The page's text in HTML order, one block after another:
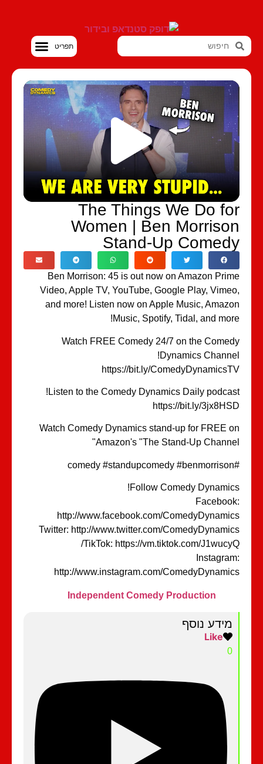
The Things We Do
Women | Ben
Stand-Up
Ben Morrison: 45 is out now on Amazon
Video, Apple TV, YouTube, Google Play,
and more! Listen now on Apple Music,
Music, Spotify, Tidal, and
Watch FREE Comedy 24/7 on the
Dynamics
https://bit.ly/
Listen to the Comedy Dynamics Daily
https://bit.ly/
Watch Comedy Dynamics stand-up for FREE
Amazon's "The Stand-Up
Follow Comedy
http://www.facebook.com/
Twitter: http://www.twitter.com/
TikTok: https://vm.tiktok.com/
http://www.instagram.com/
Independent Comedy Production
מידע נוסף